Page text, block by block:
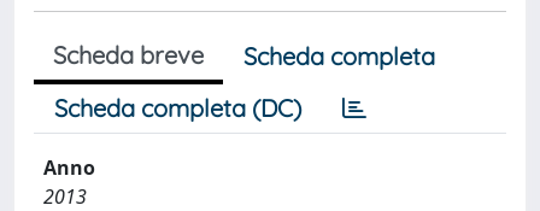
Scheda breve
Scheda completa
Scheda completa (DC)
Anno
2013